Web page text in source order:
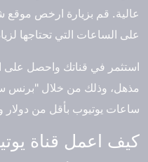
عالية. قم بزيارة ارخص
على الساعات التي تحتاجها
استثمر في قناتك واحصل على
مذهل، وذلك من خلال
ساعات يوتيوب بأقل من دولار
كيف اعمل قناة